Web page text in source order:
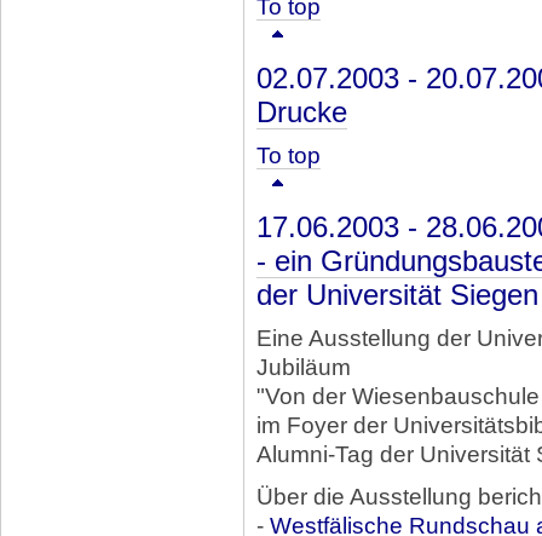
To top
02.07.2003 -
Drucke
To top
17.06.2003 -
- ein
der Universität Siegen
Eine Ausstellung der
Jubiläum
"Von der
im Foyer der
Alumni-Tag der Universität
Über die Ausstellung
- Westfälische Rundschau